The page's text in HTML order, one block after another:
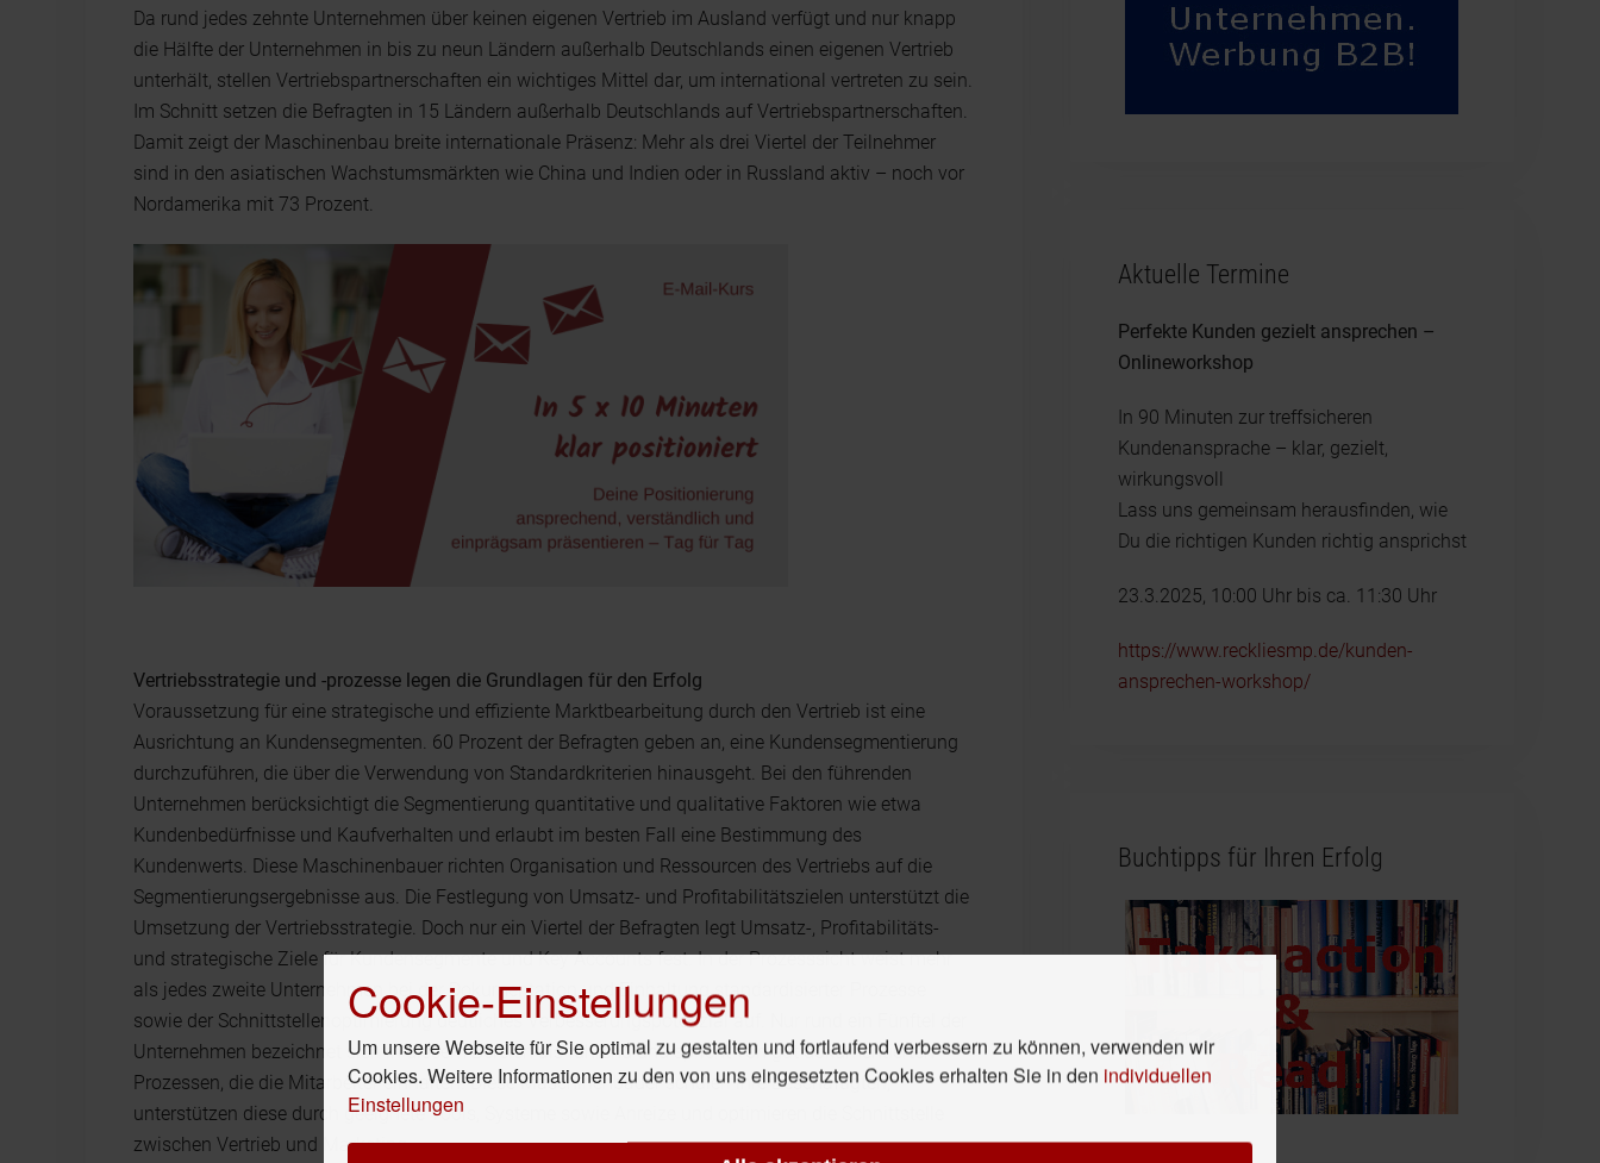
Da rund jedes zehnte Unternehmen über keinen eigenen Vertrieb im Ausland verfügt und nur knapp
die Hälfte der Unternehmen in bis zu neun Ländern außerhalb Deutschlands einen eigenen Vertrieb
unterhält, stellen Vertriebspartnerschaften ein wichtiges Mittel dar, um international vertreten zu sein.
Im Schnitt setzen die Befragten in 15 Ländern außerhalb Deutschlands auf Vertriebspartnerschaften.
Damit zeigt der Maschinenbau breite internationale Präsenz: Mehr als drei Viertel der Teilnehmer
sind in den asiatischen Wachstumsmärkten wie China und Indien oder in Russland aktiv – noch vor
Nordamerika mit 73 Prozent.
Vertriebsstrategie und -prozesse legen die Grundlagen für den Erfolg
Voraussetzung für eine strategische und effiziente Marktbearbeitung durch den Vertrieb ist eine
Ausrichtung an Kundensegmenten. 60 Prozent der Befragten geben an, eine Kundensegmentierung
durchzuführen, die über die Verwendung von Standardkriterien hinausgeht. Bei den führenden
Unternehmen berücksichtigt die Segmentierung quantitative und qualitative Faktoren wie etwa
Kundenbedürfnisse und Kaufverhalten und erlaubt im besten Fall eine Bestimmung des
Kundenwerts. Diese Maschinenbauer richten Organisation und Ressourcen des Vertriebs auf die
Segmentierungsergebnisse aus. Die Festlegung von Umsatz- und Profitabilitätszielen unterstützt die
Umsetzung der Vertriebsstrategie. Doch nur ein Viertel der Befragten legt Umsatz-, Profitabilitäts-
und strategische Ziele für Kundensegmente und Key Accounts fest. In der Prozesssicht weist mehr
als jedes zweite Unternehmen bei der Dokumentation und Einhaltung standardisierter Prozesse
sowie der Schnittstellenoptimierung deutliches Verbesserungspotenzial auf. Nur rund ein Fünftel der
Unternehmen bezeichnet sich in diesem Bereich als führend und spricht von gut dokumentierten
Prozessen, die die Mitarbeiter einhalten. Diese Maschinenbauer schulen ihre Beschäftigten,
unterstützen diese durch geeignete Tools, Systeme sowie Anreize und optimieren die Schnittstelle
zwischen Vertrieb und Marketing.
Aktuelle Termine
Perfekte Kunden gezielt ansprechen –
Onlineworkshop
In 90 Minuten zur treffsicheren
Kundenansprache – klar, gezielt,
wirkungsvoll
Lass uns gemeinsam herausfinden, wie
Du die richtigen Kunden richtig ansprichst
23.3.2025, 10:00 Uhr bis ca. 11:30 Uhr
https://www.reckliesmp.de/kunden-
ansprechen-workshop/
Buchtipps für Ihren Erfolg
Cookie-Einstellungen
Um unsere Webseite für Sie optimal zu gestalten und fortlaufend verbessern zu können, verwenden wir
Cookies. Weitere Informationen zu den von uns eingesetzten Cookies erhalten Sie in den individuellen
Einstellungen